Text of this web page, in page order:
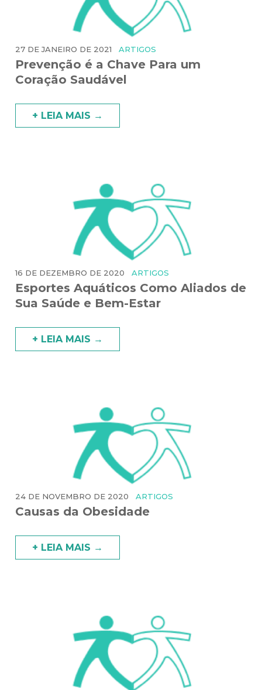
27 DE JANEIRO DE 2021 ARTIGOS
Prevenção é a Chave Para um
Coração Saudável
+ LEIA MAIS →
16 DE DEZEMBRO DE 2020 ARTIGOS
Esportes Aquáticos Como Aliados de
Sua Saúde e Bem-Estar
+ LEIA MAIS →
24 DE NOVEMBRO DE 2020 ARTIGOS
Causas da Obesidade
+ LEIA MAIS →